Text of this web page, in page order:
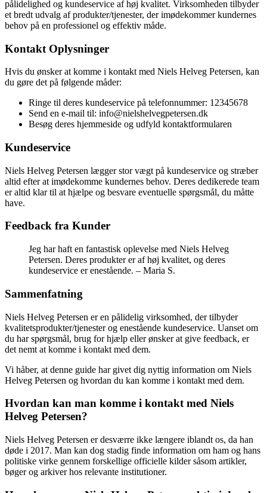
pålidelighed og kundeservice af høj kvalitet. Virksomheden tilbyder
et bredt udvalg af produkter/tjenester, der imødekommer kundernes
behov på en professionel og effektiv måde.
Kontakt Oplysninger
Hvis du ønsker at komme i kontakt med Niels Helveg Petersen, kan
du gøre det på følgende måder:
Ringe til deres kundeservice på telefonnummer: 12345678
Send en e-mail til: info@nielshelvegpetersen.dk
Besøg deres hjemmeside og udfyld kontaktformularen
Kundeservice
Niels Helveg Petersen lægger stor vægt på kundeservice og stræber
altid efter at imødekomme kundernes behov. Deres dedikerede team
er altid klar til at hjælpe og besvare eventuelle spørgsmål, du måtte
have.
Feedback fra Kunder
Jeg har haft en fantastisk oplevelse med Niels Helveg
Petersen. Deres produkter er af høj kvalitet, og deres
kundeservice er enestående. – Maria S.
Sammenfatning
Niels Helveg Petersen er en pålidelig virksomhed, der tilbyder
kvalitetsprodukter/tjenester og enestående kundeservice. Uanset om
du har spørgsmål, brug for hjælp eller ønsker at give feedback, er
det nemt at komme i kontakt med dem.
Vi håber, at denne guide har givet dig nyttig information om Niels
Helveg Petersen og hvordan du kan komme i kontakt med dem.
Hvordan kan man komme i kontakt med Niels
Helveg Petersen?
Niels Helveg Petersen er desværre ikke længere iblandt os, da han
døde i 2017. Man kan dog stadig finde information om ham og hans
politiske virke gennem forskellige officielle kilder såsom artikler,
bøger og arkiver hos relevante institutioner.